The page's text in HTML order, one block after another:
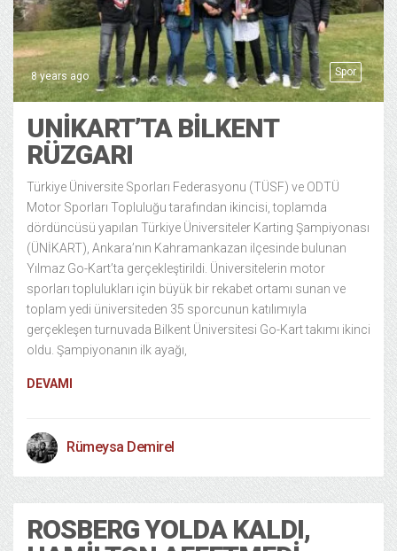
Spor
8 years ago
UNIKART’TA BILKENT
RÜZGARI
Türkiye Üniversite Sporları Federasyonu (TÜSF) ve ODTÜ
Motor Sporları Topluluğu tarafından ikincisi, toplamda
dördüncüsü yapılan Türkiye Üniversiteler Karting Şampiyonası
(ÜNİKART), Ankara’nın Kahramankazan ilçesinde bulunan
Yılmaz Go-Kart’ta gerçekleştirildi. Üniversitelerin motor
sporları toplulukları için büyük bir rekabet ortamı sunan ve
toplam yedi üniversiteden 35 sporcunun katılımıyla
gerçekleşen turnuvada Bilkent Üniversitesi Go-Kart takımı ikinci
oldu. Şampiyonanın ilk ayağı,
DEVAMI
Rümeysa Demirel
ROSBERG YOLDA KALDI,